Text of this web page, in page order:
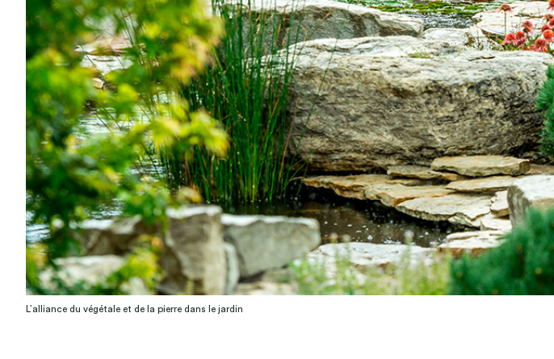
L’alliance du végétale et de la pierre dans le jardin